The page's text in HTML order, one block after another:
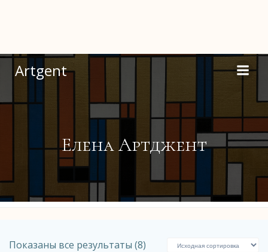
содержимому
Artgent
Елена Артджент
Показаны все результаты (8)